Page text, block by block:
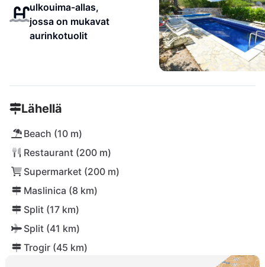
ulkouima-allas,
jossa on mukavat
aurinkotuolit
Lähellä
Beach (10 m)
Restaurant (200 m)
Supermarket (200 m)
Maslinica (8 km)
Split (17 km)
Split (41 km)
Trogir (45 km)